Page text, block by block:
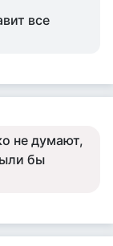
все
не думают,
бы